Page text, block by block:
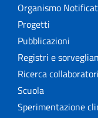
Organismo
Progetti
Pubblicazioni
Registri e
Ricerca collaboratori
Scuola
Sperimentazione